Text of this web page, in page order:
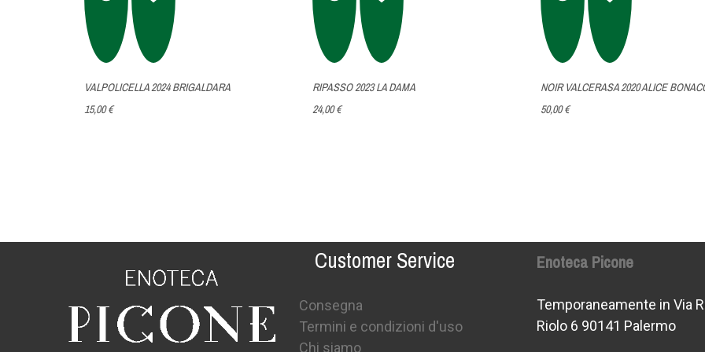
VALPOLICELLA 2024 BRIGALDARA
15,00 €
RIPASSO 2023 LA DAMA
24,00 €
NOIR VALCERASA 2020 ALICE
50,00 €
Customer Service
Consegna
Termini e condizioni d'uso
Chi siamo
Enoteca Picone
Temporaneamente in Via
Riolo 6 90141 Palermo